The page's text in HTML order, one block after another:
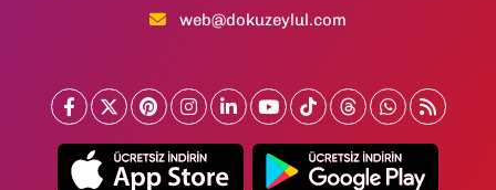
web@dokuzeylul.com